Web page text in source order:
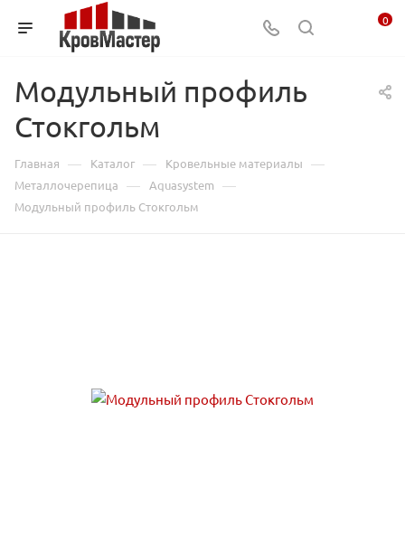
0
Модульный профиль
Стокгольм
Главная — Каталог — Кровельные материалы —
Металлочерепица — Aquasystem —
Модульный профиль Стокгольм